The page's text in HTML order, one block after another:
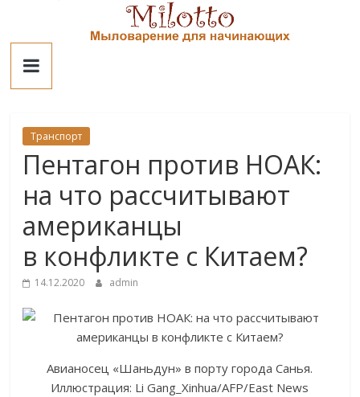
contentМилотто
Транспорт
Пентагон против НОАК:
на что рассчитывают
американцы
в конфликте с Китаем?
14.12.2020 admin
Авианосец «Шаньдун» в порту города Санья.
Иллюстрация: Li Gang_Xinhua/AFP/East News